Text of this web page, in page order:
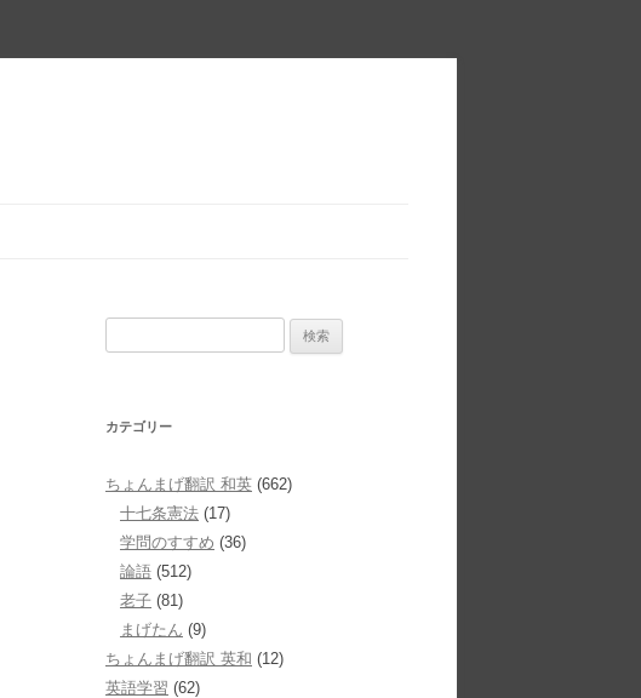
カテゴリー
ちょんまげ翻訳 和英 (662)
十七条憲法 (17)
学問のすすめ (36)
論語 (512)
老子 (81)
まげたん (9)
ちょんまげ翻訳 英和 (12)
英語学習 (62)